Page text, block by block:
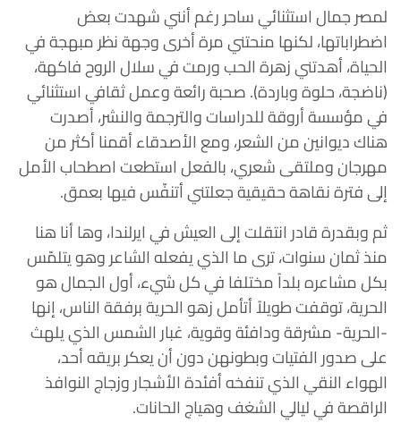
لمصر جمال استثنائي ساحر رغم أنني شهدت بعض
اضطراباتها، لكنها منحتني مرة أخرى وجهة نظر مبهجة في
الحياة، أهدتني زهرة الحب ورمت في سلال الروح فاكهة،
(ناضجة، حلوة وباردة). صحبة رائعة وعمل ثقافي استثنائي
في مؤسسة أروقة للدراسات والترجمة والنشر، أصدرت
هناك ديوانين من الشعر، ومع الأصدقاء أقمنا أكثر من
مهرجان وملتقى شعري، بالفعل استطعت اصطحاب الأمل
إلى فترة نقاهة حقيقية جعلتني أتنفّس فيها بعمق.
ثم وبقدرة قادر انتقلت إلى العيش في ايرلندا، وها أنا هنا
منذ ثمان سنوات، ترى ما الذي يفعله الشاعر وهو يتلمّس
بكل مشاعره بلداً مختلفا في كل شيء، أول الجمال هو
الحرية، توقفت طويلاً أتأمل زهو الحرية برفقة الناس، إنها
-الحرية- مشرقة ودافئة وقوية، غبار الشمس الذي يلهث
على صدور الفتيات وبطونهن دون أن يعكر بريقه أحد،
الهواء النقي الذي تنفخه أفئدة الأشجار وزجاج النوافذ
الراقصة في ليالي الشغف وهياج الحانات.